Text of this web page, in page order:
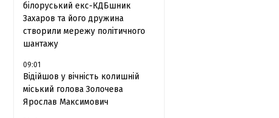
білоруський екс-КДБшник
Захаров та його дружина
створили мережу політичного
шантажу
09:01
Відійшов у вічність колишній
міський голова Золочева
Ярослав Максимович